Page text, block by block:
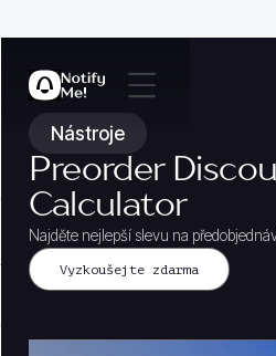
Nástroje
Preorder
Calculator
Najděte nejlepší slevu na
Vyzkoušejte zdarma